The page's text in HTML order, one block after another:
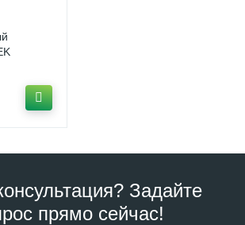
Задайте
прямо сейчас!